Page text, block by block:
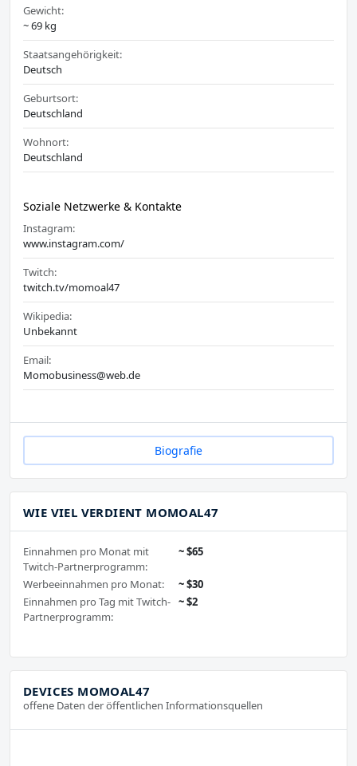
Gewicht:
~ 69 kg
Staatsangehörigkeit:
Deutsch
Geburtsort:
Deutschland
Wohnort:
Deutschland
Soziale Netzwerke & Kontakte
Instagram:
www.instagram.com/
Twitch:
twitch.tv/momoal47
Wikipedia:
Unbekannt
Email:
Momobusiness@web.de
Biografie
WIE VIEL VERDIENT MOMOAL47
Einnahmen pro Monat mit
Twitch-Partnerprogramm:
~ $65
Werbeeinnahmen pro Monat:
~ $30
Einnahmen pro Tag mit Twitch-
Partnerprogramm:
~ $2
DEVICES MOMOAL47
offene Daten der öffentlichen Informationsquellen